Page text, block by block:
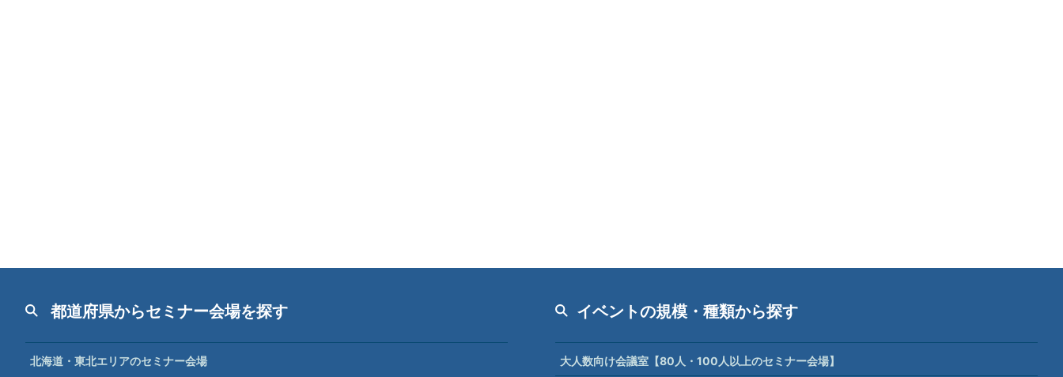
都道府県からセミナー会場を探す
北海道・東北エリアのセミナー会場
イベントの規模・種類から探す
大人数向け会議室【80人・100人以上のセミナー会場】